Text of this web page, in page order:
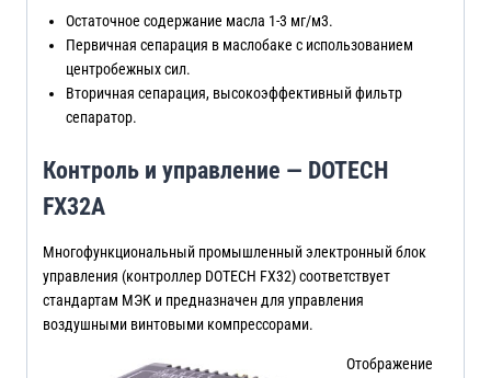
Остаточное содержание масла 1-3 мг/м3.
Первичная сепарация в маслобаке с использованием
центробежных сил.
Вторичная сепарация, высокоэффективный фильтр
сепаратор.
Контроль и управление — DOTECH
FX32A
Многофункциональный промышленный электронный блок
управления (контроллер DOTECH FX32) соответствует
стандартам МЭК и предназначен для управления
воздушными винтовыми компрессорами.
Отображение